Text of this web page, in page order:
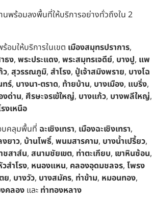
นพร้อมลงพื้นที่ให้บริการอย่างทั่วถึงใน 2
อมให้บริการในเขต เมืองสมุทรปราการ,
ธง, พระประแดง, พระสมุทรเจดีย์, บางปู, แพ
ว, สุวรรณภูมิ, สำโรง, ปู่เจ้าสมิงพราย, บางโฉ
ทร์, บางนา-ตราด, ท้ายบ้าน, บางเมือง, แบริ่ง,
งด่าน, ศีรษะจรเข้ใหญ่, บางแก้ว, บางพลีใหญ่,
งเหนือ
บคลุมพื้นที่ ฉะเชิงเทรา, เมืองฉะเชิงเทรา,
ยาว, บ้านโพธิ์, พนมสารคาม, บางน้ำเปรี้ยว,
ชสาส์น, สนามชัยเขต, ท่าตะเกียบ, เขาหินซ้อน,
วสำโรง, หนองแหน, คลองอุดมชลจร, โพรง
ย, บางวัว, บางสมัคร, ท่าข้าม, หมอนทอง,
คลอง และ ท่าทองหลาง